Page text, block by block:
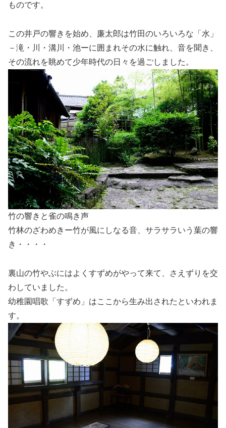
ものです。
この井戸の響きを始め、廉太郎は竹田のいろいろな「水」
－滝・川・溝川・池ーに囲まれその水に触れ、音を聞き、
その流れを眺めて少年時代の日々を過ごしました。
竹の響きと雀の鳴き声
竹林のざわめきー竹が風にしなる音、サラサラいう葉の響
き・・・・
裏山の竹やぶにはよくすずめがやって来て、さえずりを交
わしていました。
幼稚園唱歌「すずめ」はここから生み出されたといわれま
す。